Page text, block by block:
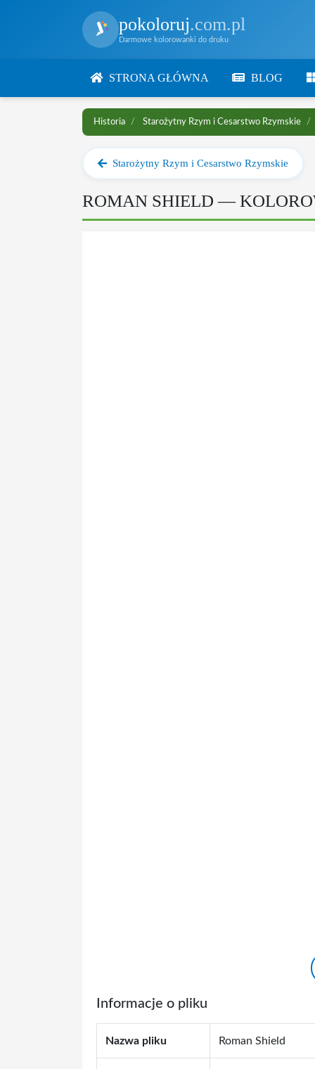
pokoloruj.com.pl
Darmowe kolorowanki do druku
STRONA GŁÓWNA BLOG
Historia Starożytny Rzym i Cesarstwo Rzymskie
Starożytny Rzym i Cesarstwo Rzymskie
ROMAN SHIELD —
Informacje o pliku
Nazwa pliku Roman Shield